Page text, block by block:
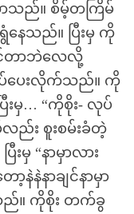
လာသည်။ စိမ့်တကြိမ်
ေသည်။ ပြီးမှ ကို
င်တာဘဲလေလို့
ပ်ပေးလိုက်သည်။ ကို
းမှ… “ကိုစိုး- လုပ်
ည်း စူးစမ်းခံတဲ့
မှ “နာမှာလား
နဲနဲနာချင်နာမှာ
သည်။ ကိုစိုး တက်ခွ